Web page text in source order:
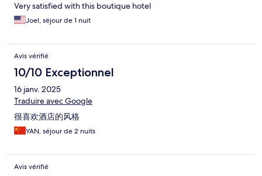
Very satisfied with this boutique hotel
Joel, séjour de 1 nuit
Avis vérifié
10/10 Exceptionnel
16 janv. 2025
Traduire avec Google
很喜欢酒店的风格
YAN, séjour de 2 nuits
Avis vérifié